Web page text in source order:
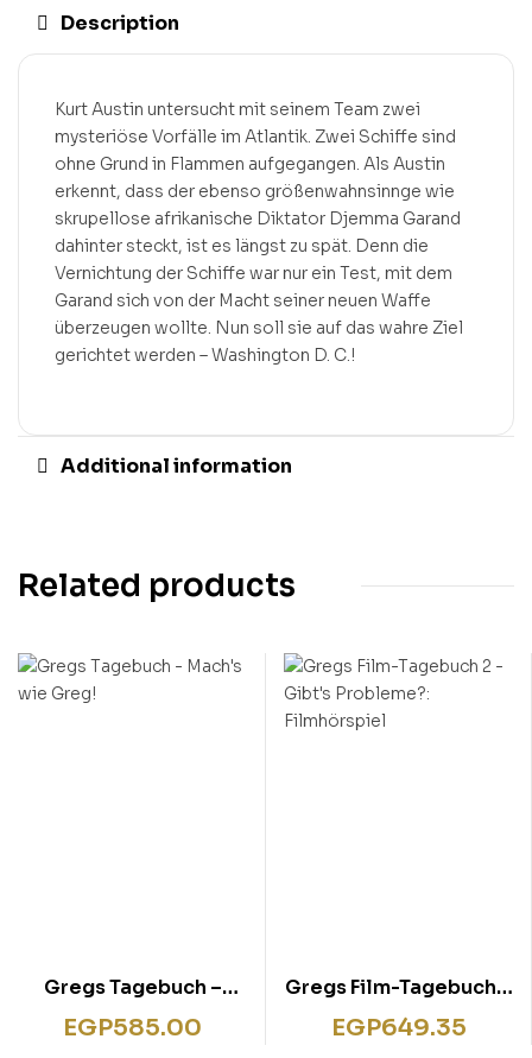
Description
Kurt Austin untersucht mit seinem Team zwei
mysteriöse Vorfälle im Atlantik. Zwei Schiffe sind
ohne Grund in Flammen aufgegangen. Als Austin
erkennt, dass der ebenso größenwahnsinnge wie
skrupellose afrikanische Diktator Djemma Garand
dahinter steckt, ist es längst zu spät. Denn die
Vernichtung der Schiffe war nur ein Test, mit dem
Garand sich von der Macht seiner neuen Waffe
überzeugen wollte. Nun soll sie auf das wahre Ziel
gerichtet werden – Washington D. C.!
Additional information
Related products
Gregs Tagebuch –
Mach’s wie Greg!
EGP585.00
Gregs Film-Tagebuch 2
– Gibt’s Probleme?:
Filmhörspiel
EGP649.35